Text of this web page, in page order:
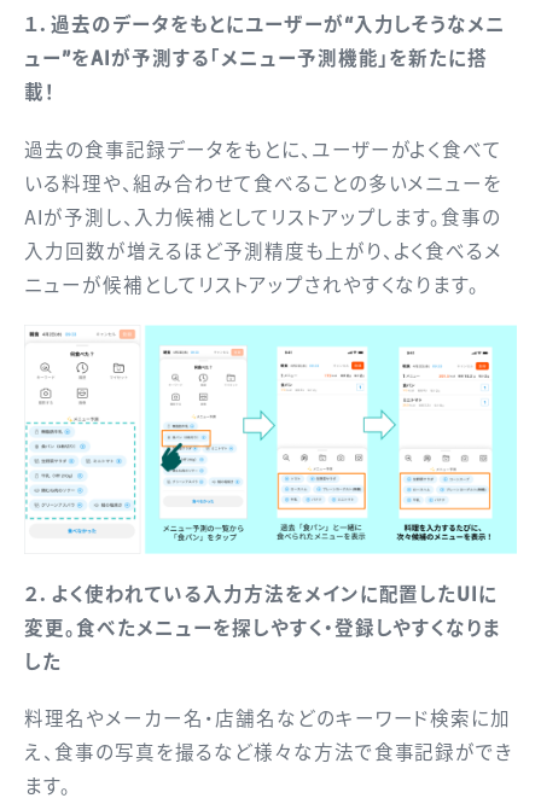
１．過去のデータをもとにユーザーが“入力しそうなメニ
ュー”をAIが予測する「メニュー予測機能」を新たに搭
載！
過去の食事記録データをもとに、ユーザーがよく食べて
いる料理や、組み合わせて食べることの多いメニューを
AIが予測し、入力候補としてリストアップします。食事の
入力回数が増えるほど予測精度も上がり、よく食べるメ
ニューが候補としてリストアップされやすくなります。
２．よく使われている入力方法をメインに配置したUIに
変更。食べたメニューを探しやすく・登録しやすくなりま
した
料理名やメーカー名・店舗名などのキーワード検索に加
え、食事の写真を撮るなど様々な方法で食事記録ができ
ます。